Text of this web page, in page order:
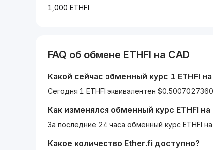
1,000 ETHFI
FAQ об обмене ETHFI на CAD
Какой сейчас обменный курс 1 ETHFI на
Сегодня 1 ETHFI эквивалентен
Как изменялся обменный курс ETHFI на
За последние 24 часа обменный курс ETHFI
Какое количество Ether.fi доступно?